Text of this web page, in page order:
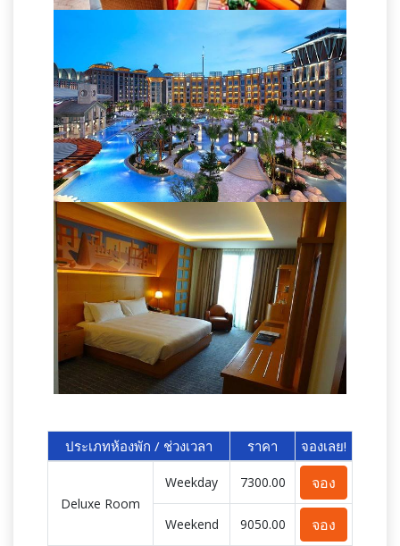
ประเภทห้องพัก / ช่วงเวลา ราคา จองเลย!
Deluxe Room
Weekday 7300.00 จอง
Weekend 9050.00 จอง